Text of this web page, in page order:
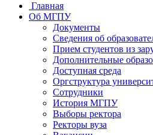
Главная
Об МГПУ
Документы
Сведения об
Прием студентов из
Дополнительные
Доступная среда
Оргструктура
Сотрудники
История МГПУ
Выборы ректора
Ректоры вуза